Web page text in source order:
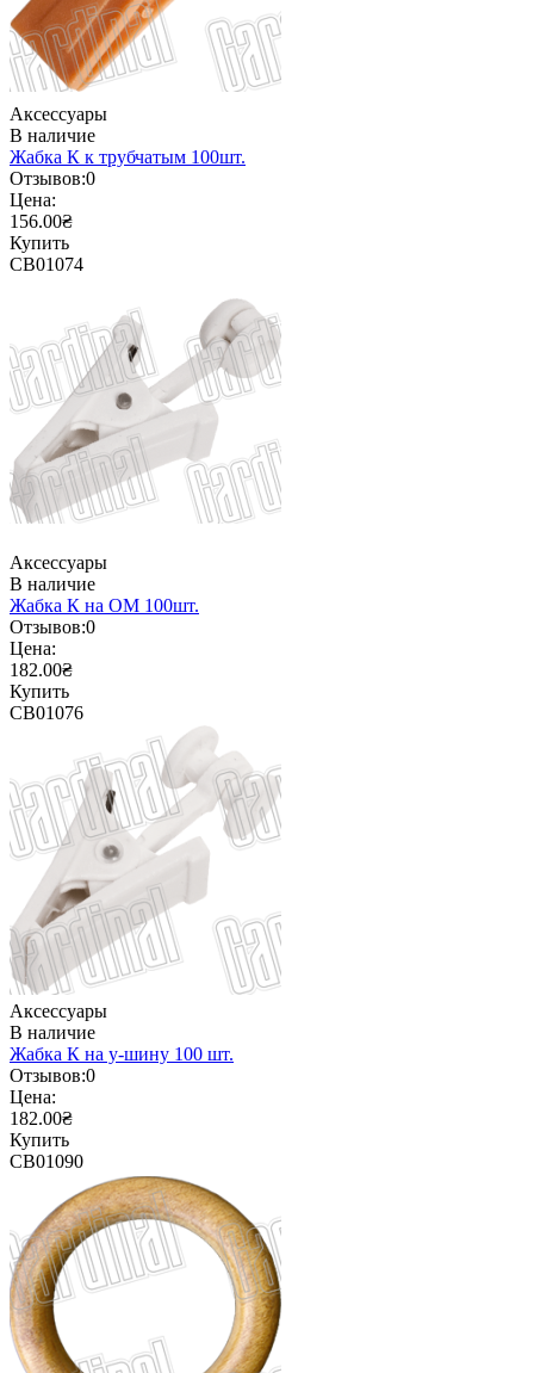
Аксессуары
В наличие
Жабка К к трубчатым 100шт.
Отзывов:0
Цена:
156.00₴
Купить
CB01074
Аксессуары
В наличие
Жабка К на ОМ 100шт.
Отзывов:0
Цена:
182.00₴
Купить
CB01076
Аксессуары
В наличие
Жабка К на у-шину 100 шт.
Отзывов:0
Цена:
182.00₴
Купить
CB01090